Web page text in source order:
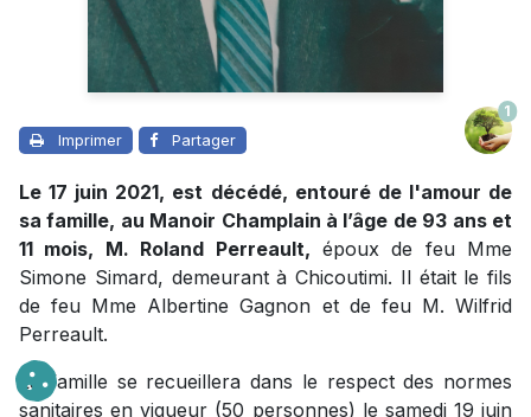
Imprimer Partager
1
Le 17 juin 2021, est décédé, entouré de l'amour de
sa famille, au Manoir Champlain à l’âge de 93 ans et
11 mois, M. Roland Perreault, époux de feu Mme
Simone Simard, demeurant à Chicoutimi. Il était le fils
de feu Mme Albertine Gagnon et de feu M. Wilfrid
Perreault.
La famille se recueillera dans le respect des normes
sanitaires en vigueur (50 personnes) le samedi 19 juin